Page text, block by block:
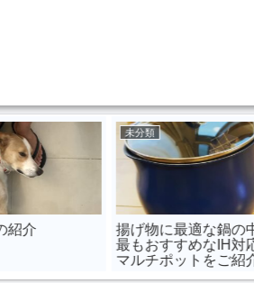
泉」タ
ビザの申請途中のまま出
国の準備を進める…